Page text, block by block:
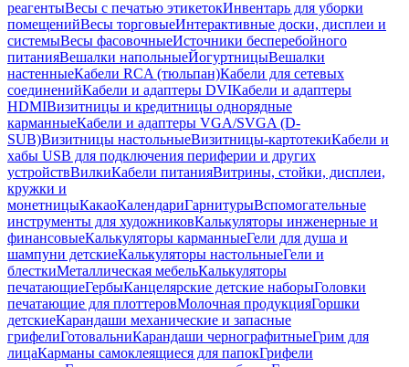
реагентыВесы с печатью этикетокИнвентарь для уборки
помещенийВесы торговыеИнтерактивные доски, дисплеи и
системыВесы фасовочныеИсточники бесперебойного
питанияВешалки напольныеЙогуртницыВешалки
настенныеКабели RCA (тюльпан)Кабели для сетевых
соединенийКабели и адаптеры DVIКабели и адаптеры
HDMIВизитницы и кредитницы однорядные
карманныеКабели и адаптеры VGA/SVGA (D-
SUB)Визитницы настольныеВизитницы-картотекиКабели и
хабы USB для подключения периферии и других
устройствВилкиКабели питанияВитрины, стойки, дисплеи,
кружки и
монетницыКакаоКалендариГарнитурыВспомогательные
инструменты для художниковКалькуляторы инженерные и
финансовыеКалькуляторы карманныеГели для душа и
шампуни детскиеКалькуляторы настольныеГели и
блесткиМеталлическая мебельКалькуляторы
печатающиеГербыКанцелярские детские наборыГоловки
печатающие для плоттеровМолочная продукцияГоршки
детскиеКарандаши механические и запасные
грифелиГотовальниКарандаши чернографитныеГрим для
лицаКарманы самоклеящиеся для папокГрифели